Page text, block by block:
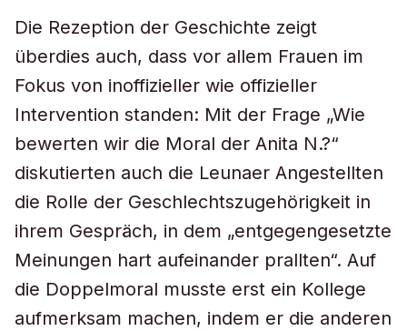
Die Rezeption der Geschichte zeigt
überdies auch, dass vor allem Frauen im
Fokus von inoffizieller wie offizieller
Intervention standen: Mit der Frage „Wie
bewerten wir die Moral der Anita N.?“
diskutierten auch die Leunaer Angestellten
die Rolle der Geschlechtszugehörigkeit in
ihrem Gespräch, in dem „entgegengesetzte
Meinungen hart aufeinander prallten“. Auf
die Doppelmoral musste erst ein Kollege
aufmerksam machen, indem er die anderen